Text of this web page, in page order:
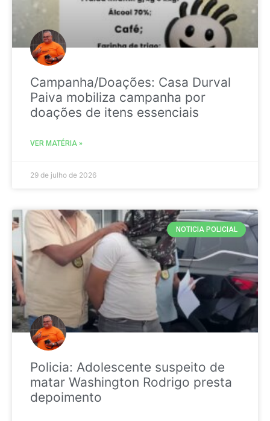
Campanha/Doações: Casa Durval
Paiva mobiliza campanha por
doações de itens essenciais
VER MATÉRIA »
29 de julho de 2026
NOTICIA POLICIAL
Policia: Adolescente suspeito de
matar Washington Rodrigo presta
depoimento